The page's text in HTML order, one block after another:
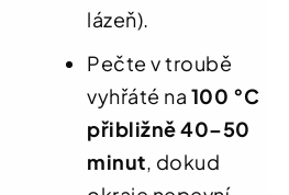
lázeň).
Pečte v troubě
vyhřáté na 100 °C
přibližně 40–50
minut, dokud